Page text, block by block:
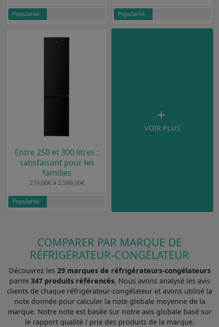
Popularité Popularité
Entre 250 et 300 litres :
satisfaisant pour les
familles
279,00€ à 2.599,00€
Popularité
VOIR PLUS
COMPARER PAR MARQUE DE
RÉFRIGÉRATEUR-CONGÉLATEUR
Découvrez les 29 marques de réfrigérateurs-congélateurs
parmi 347 produits référencés. Nous avons analysé les avis
clients de chaque réfrigérateur-congélateur et avons utilisé la
note donnée pour calculer la note globale moyenne de la
marque. Notre note est basée sur notre avis globale basé sur
le rapport qualité / prix des produits de la marque.